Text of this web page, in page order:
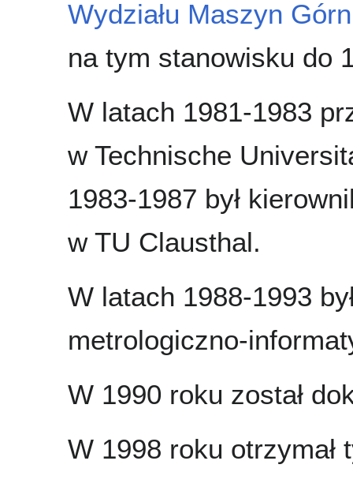
Wydziału Maszyn
na tym stanowisku do
W latach 1981-1983
w Technische
1983-1987 był
w TU Clausthal.
W latach 1988-1993
metrologiczno-
W 1990 roku został
W 1998 roku otrzymał